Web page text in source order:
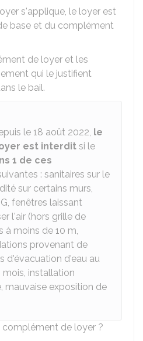
s'applique, le loyer est
base et du complément
de loyer et les
qui le justifient
le bail.
le 18 août 2022, le
est interdit si le
1 de ces
: sanitaires sur le
sur certains murs,
fenêtres laissant
l'air (hors grille de
à moins de 10 m,
provenant de
d'évacuation d'eau au
mois, installation
mauvaise exposition de
de loyer ?